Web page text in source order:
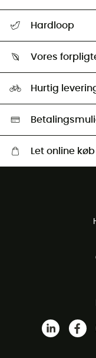
Returnering &
Hardloop
Our ambassadors
Vores
Second hand
HardGreen Udvalg
Hurtig
Let online køb
Gratis retur inden for